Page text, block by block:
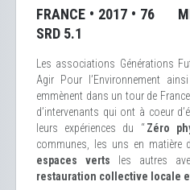
FRANCE • 2017 • 76
SRD 5.1
Les associations Générations
Agir Pour l’Environnement
emmènent dans un tour de
d’intervenants qui ont à coeur
leurs expériences du “Zéro
communes, les uns en matière
espaces verts les autres
restauration collective locale